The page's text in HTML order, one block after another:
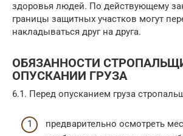
здоровья людей. По действующему
границы защитных участков могут
накладываться друг на друга.
ОБЯЗАННОСТИ
ОПУСКАНИИ ГРУЗА
6.1. Перед опусканием груза
предварительно осмотреть